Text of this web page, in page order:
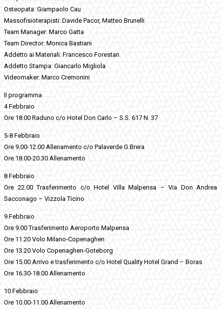
Osteopata: Giampaolo Cau
Massofisioterapisti: Davide Pacor, Matteo Brunelli
Team Manager: Marco Gatta
Team Director: Monica Bastiani
Addetto ai Materiali: Francesco Forestan
Addetto Stampa: Giancarlo Migliola
Videomaker: Marco Cremonini
Il programma
4 Febbraio
Ore 18.00 Raduno c/o Hotel Don Carlo – S.S. 617 N. 37
5-8 Febbraio
Ore 9.00-12.00 Allenamento c/o Palaverde G.Brera
Ore 18.00-20.30 Allenamento
8 Febbraio
Ore 22.00 Trasferimento c/o Hotel Villa Malpensa – Via Don Andrea
Sacconago – Vizzola Ticino
9 Febbraio
Ore 9.00 Trasferimento Aeroporto Malpensa
Ore 11.20 Volo Milano-Copenaghen
Ore 13.20 Volo Copenaghen-Goteborg
Ore 15.00 Arrivo e trasferimento c/o Hotel Quality Hotel Grand – Boras
Ore 16.30-18.00 Allenamento
10 Febbraio
Ore 10.00-11.00 Allenamento